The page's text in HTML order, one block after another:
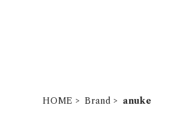
HOME Brand anuke